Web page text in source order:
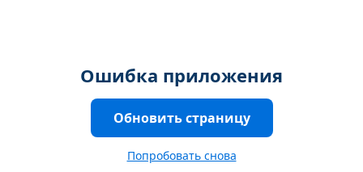
Ошибка приложения
Обновить страницу
Попробовать снова